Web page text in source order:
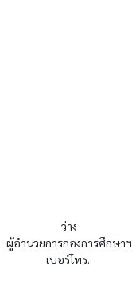
ว่าง
ผู้อำนวยการกองการศึกษาฯ
เบอร์โทร.